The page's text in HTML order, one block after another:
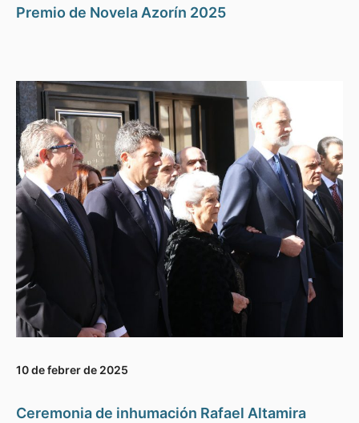
Premio de Novela Azorín 2025
10 de febrer de 2025
Ceremonia de inhumación Rafael Altamira